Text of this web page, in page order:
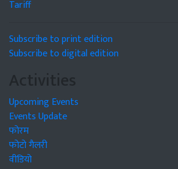
Tariff
Subscribe to print edition
Subscribe to digital edition
Activities
Upcoming Events
Events Update
फोरम
फोटो गैलरी
वीडियो